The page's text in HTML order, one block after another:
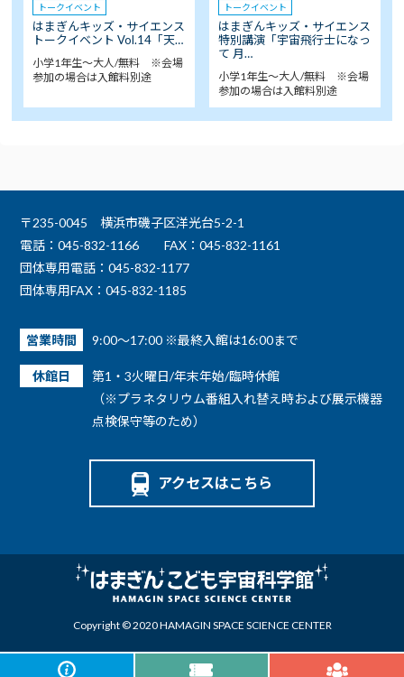
トークイベント
はまぎんキッズ・サイエンス
トークイベント Vol.14「天…
小学1年生～大人/無料 ※会場
参加の場合は入館料別途
トークイベント
はまぎんキッズ・サイエンス
特別講演「宇宙飛行士になっ
て 月…
小学1年生～大人/無料 ※会場
参加の場合は入館料別途
〒235-0045 横浜市磯子区洋光台5-2-1
電話：045-832-1166
FAX：045-832-1161
団体専用電話：045-832-1177
団体専用FAX：045-832-1185
営業時間 9:00～17:00 ※最終入館は16:00まで
休館日
第1・3火曜日/年末年始/臨時休館
（※プラネタリウム番組入れ替え時および展示機器
点検保守等のため）
アクセスはこちら
Copyright © 2020 HAMAGIN SPACE SCIENCE CENTER